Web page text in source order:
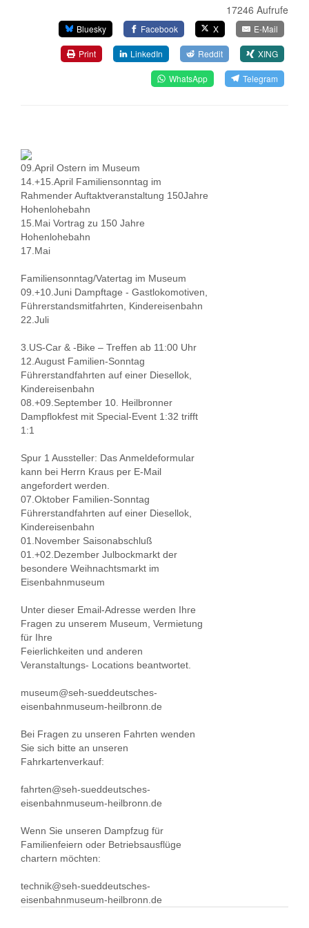
17246 Aufrufe
Bluesky Facebook X E-Mail
Print LinkedIn Reddit XING
WhatsApp Telegram
09.April Ostern im Museum
14.+15.April Familiensonntag im
Rahmender Auftaktveranstaltung 150Jahre
Hohenlohebahn
15.Mai Vortrag zu 150 Jahre
Hohenlohebahn
17.Mai
Familiensonntag/Vatertag im Museum
09.+10.Juni Dampftage - Gastlokomotiven,
Führerstandsmitfahrten, Kindereisenbahn
22.Juli
3.US-Car & -Bike – Treffen ab 11:00 Uhr
12.August Familien-Sonntag
Führerstandfahrten auf einer Diesellok,
Kindereisenbahn
08.+09.September 10. Heilbronner
Dampflokfest mit Special-Event 1:32 trifft
1:1
Spur 1 Aussteller: Das Anmeldeformular
kann bei Herrn Kraus per E-Mail
angefordert werden.
07.Oktober Familien-Sonntag
Führerstandfahrten auf einer Diesellok,
Kindereisenbahn
01.November Saisonabschluß
01.+02.Dezember Julbockmarkt der
besondere Weihnachtsmarkt im
Eisenbahnmuseum
Unter dieser Email-Adresse werden Ihre
Fragen zu unserem Museum, Vermietung
für Ihre
Feierlichkeiten und anderen
Veranstaltungs- Locations beantwortet.
museum@seh-sueddeutsches-
eisenbahnmuseum-heilbronn.de
Bei Fragen zu unseren Fahrten wenden
Sie sich bitte an unseren
Fahrkartenverkauf:
fahrten@seh-sueddeutsches-
eisenbahnmuseum-heilbronn.de
Wenn Sie unseren Dampfzug für
Familienfeiern oder Betriebsausflüge
chartern möchten:
technik@seh-sueddeutsches-
eisenbahnmuseum-heilbronn.de